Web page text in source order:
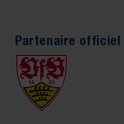
Partenaire officiel